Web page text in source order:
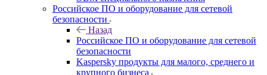
Российское ПО и оборудование для сетевой
безопасности
Назад
Российское ПО и оборудование для сетевой
безопасности
Kaspersky продукты для малого, среднего и
крупного бизнеса